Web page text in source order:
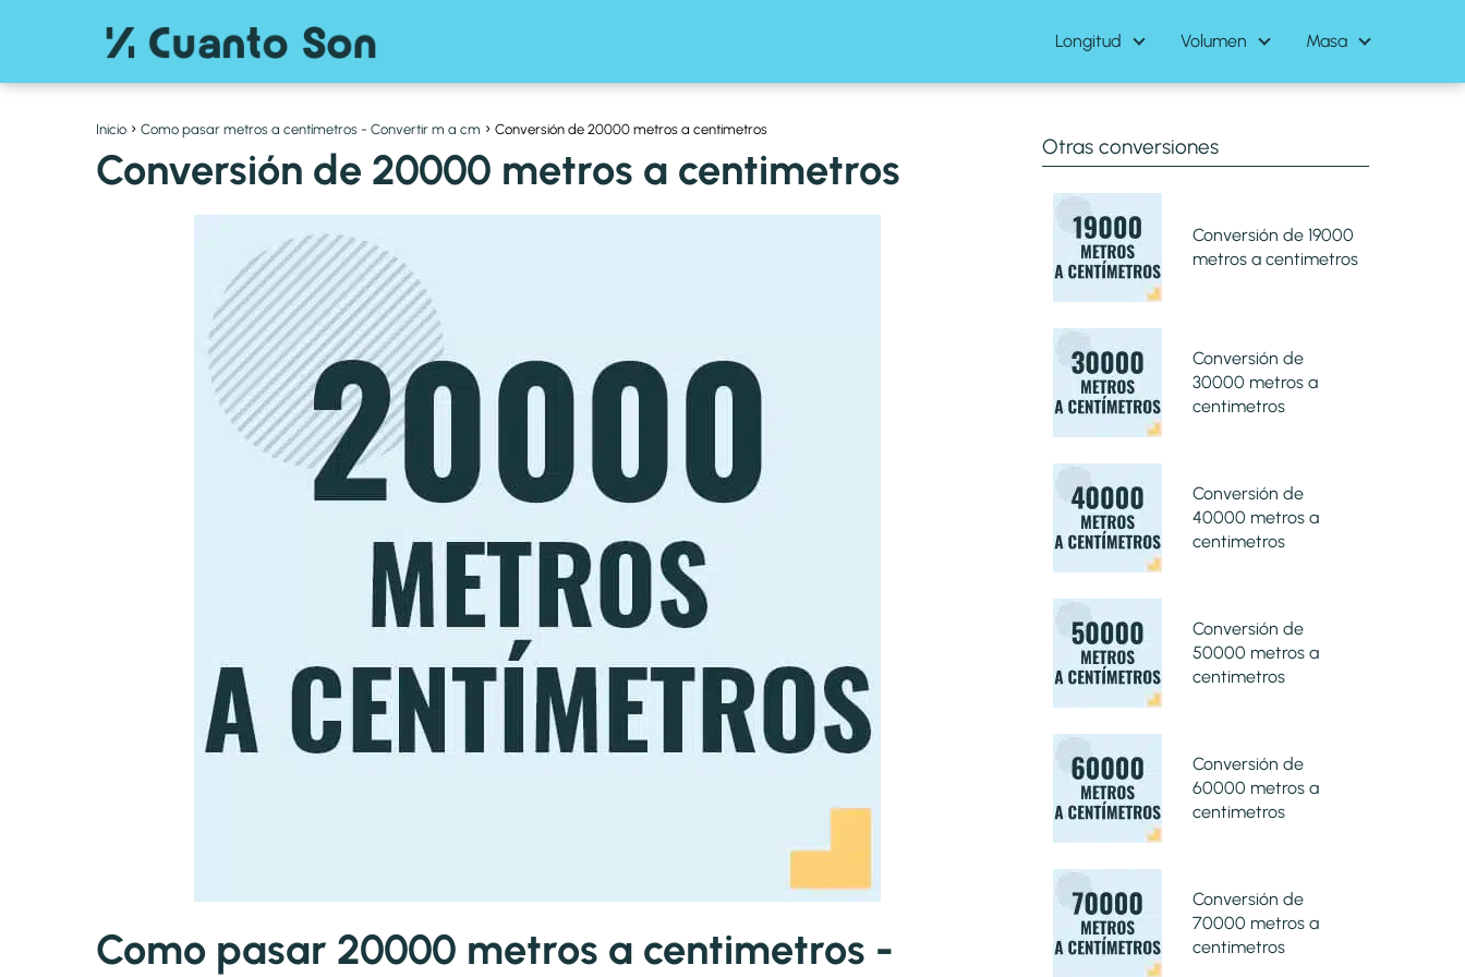
Longitud Volumen Masa
Inicio Como pasar metros a centímetros - Convertir m a cm Conversión de 20000 metros a centimetros
Conversión de 20000 metros a centimetros
Como pasar 20000 metros a centimetros -
Otras conversiones
Conversión de 19000
metros a centimetros
Conversión de
30000 metros a
centimetros
Conversión de
40000 metros a
centimetros
Conversión de
50000 metros a
centimetros
Conversión de
60000 metros a
centimetros
Conversión de
70000 metros a
centimetros